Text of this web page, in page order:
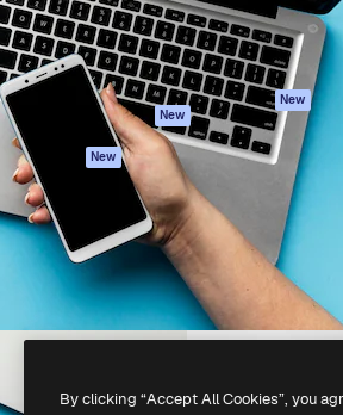
Gerador de vídeos
Texto para voz
Conteúdo de stock
MCP para
Claude/ChatGPT
New
Agentes New
API
App móvel
Todas as
ferramentas
condições
Política de
privacidade
Originais New
Política de cookies
Central de
confiabilidade
Afiliados
Empresas
Todos os direitos reservados.
By clicking “Accept All Cookies”, you